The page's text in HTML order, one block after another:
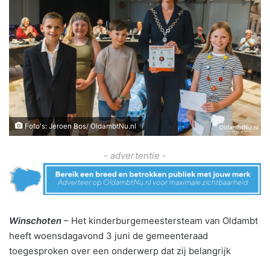
Foto's: Jeroen Bos/ OldambtNu.nl
- advertentie -
Winschoten – Het kinderburgemeestersteam van Oldambt
heeft woensdagavond 3 juni de gemeenteraad
toegesproken over een onderwerp dat zij belangrijk